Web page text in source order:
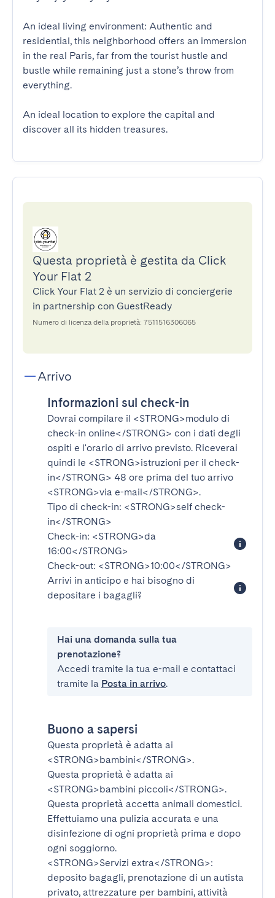
An ideal living environment: Authentic and
residential, this neighborhood offers an immersion
in the real Paris, far from the tourist hustle and
bustle while remaining just a stone’s throw from
everything.
An ideal location to explore the capital and
discover all its hidden treasures.
Questa proprietà è gestita da Click
Your Flat 2
Click Your Flat 2 è un servizio di conciergerie
in partnership con GuestReady
Numero di licenza della proprietà: 7511516306065
Arrivo
Informazioni sul check-in
Dovrai compilare il <STRONG>modulo di
check-in online</STRONG> con i dati degli
ospiti e l'orario di arrivo previsto. Riceverai
quindi le <STRONG>istruzioni per il check-
in</STRONG> 48 ore prima del tuo arrivo
<STRONG>via e-mail</STRONG>.
Tipo di check-in: <STRONG>self check-
in</STRONG>
Check-in: <STRONG>da
16:00</STRONG>
Check-out: <STRONG>10:00</STRONG>
Arrivi in anticipo e hai bisogno di
depositare i bagagli?
Hai una domanda sulla tua
prenotazione?
Accedi tramite la tua e-mail e contattaci
tramite la Posta in arrivo.
Buono a sapersi
Questa proprietà è adatta ai
<STRONG>bambini</STRONG>.
Questa proprietà è adatta ai
<STRONG>bambini piccoli</STRONG>.
Questa proprietà accetta animali domestici.
Effettuiamo una pulizia accurata e una
disinfezione di ogni proprietà prima e dopo
ogni soggiorno.
<STRONG>Servizi extra</STRONG>:
deposito bagagli, prenotazione di un autista
privato, attrezzature per bambini, attività